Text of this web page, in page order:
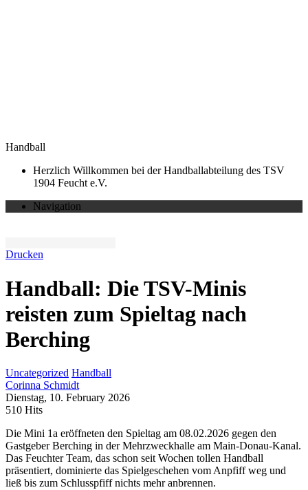
Handball
Herzlich Willkommen bei der Handballabteilung des TSV
1904 Feucht e.V.
Navigation
Drucken
Handball: Die TSV-Minis
reisten zum Spieltag nach
Berching
Uncategorized Handball
Corinna Schmidt
Dienstag, 10. February 2026
510 Hits
Die Mini 1a eröffneten den Spieltag am 08.02.2026 gegen den
Gastgeber Berching in der Mehrzweckhalle am Main-Donau-Kanal.
Das Feuchter Team, das schon seit Wochen tollen Handball
präsentiert, dominierte das Spielgeschehen vom Anpfiff weg und
ließ bis zum Schlusspfiff nichts mehr anbrennen.